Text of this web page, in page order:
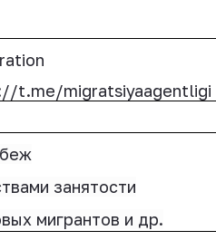
t.me/migratsiyaagentligi
занятости
мигрантов и др.